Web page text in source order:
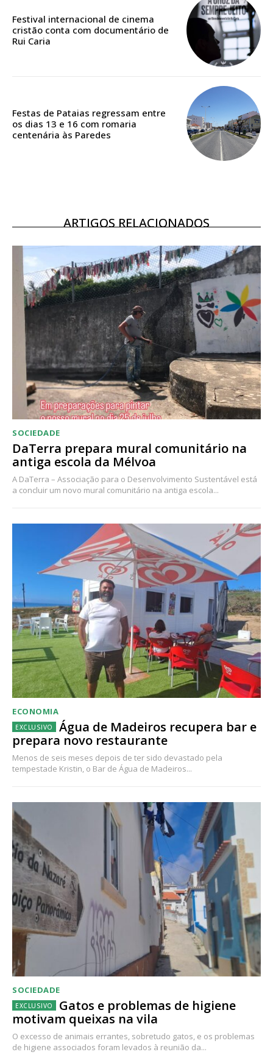
Acesso ao conteúdo online
Acesso aos conteúdos Exclusivos para
16€
12 meses
Acesso ao conteúdo online
Acesso aos conteúdos Exclusivos para
assinantes
Ofertas para assinatura anual
Escolha o plano
Festival internacional de cinema
cristão conta com documentário de
Rui Caria
Festas de Pataias regressam entre
os dias 13 e 16 com romaria
centenária às Paredes
ARTIGOS RELACIONADOS
SOCIEDADE
DaTerra prepara mural comunitário na
antiga escola da Mélvoa
A DaTerra – Associação para o Desenvolvimento Sustentável está
a concluir um novo mural comunitário na antiga escola...
ECONOMIA
Água de Madeiros recupera bar e
prepara novo restaurante
Menos de seis meses depois de ter sido devastado pela
tempestade Kristin, o Bar de Água de Madeiros...
SOCIEDADE
Gatos e problemas de higiene
motivam queixas na vila
O excesso de animais errantes, sobretudo gatos, e os problemas
de higiene associados foram levados à reunião da...